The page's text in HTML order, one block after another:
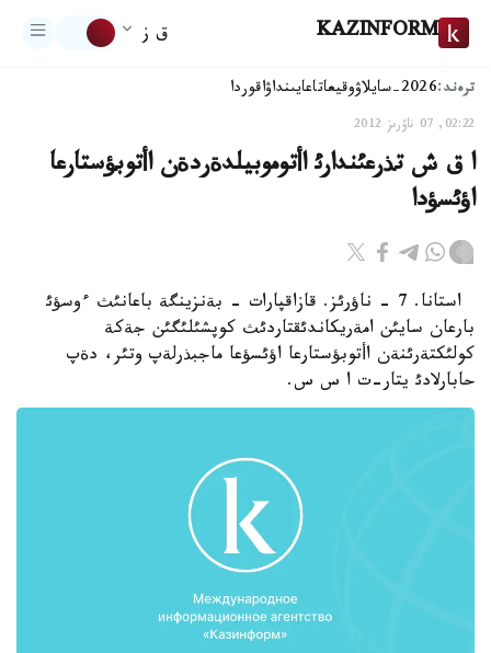
KAZINFORM ق ز
ترەند:2026-سايلاۋ وقيعاتاعايىنداۋاقوردا
02:22, 07 ناۋرىز 2012
ا ق ش تذرعئندارئ اأتوموبيلدةردةن اأتوبؤستارعا
اؤئسؤدا
استانا. 7 - ناؤرئز. قازاقپارات - بةنزينگة باعانئث ءوسؤئ
بارعان سايئن امةريكاندئقتاردئث كوپشئلئگئن جةكة
كولئكتةرئنةن اأتوبؤستارعا اؤئسؤعا ماجبذرلةپ وتئر، دةپ
حابارلادئ يتار-ت ا س س.